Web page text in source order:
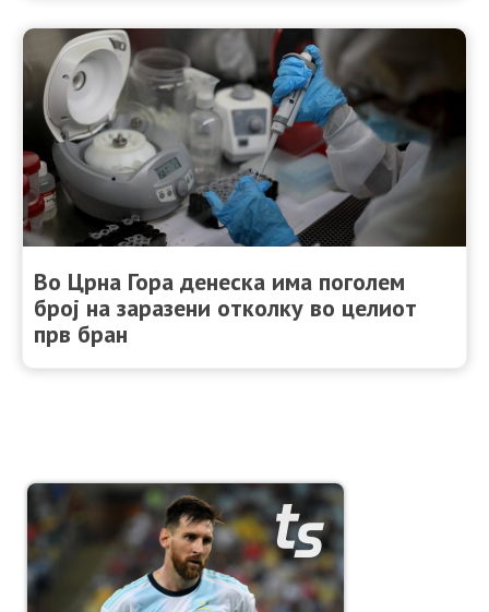
Во Црна Гора денеска има поголем
број на заразени отколку во целиот
прв бран